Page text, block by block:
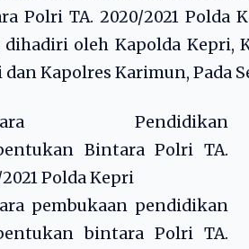
Polri TA. 2020/2021 Polda
oleh Kapolda Kepri,
Kapolres Karimun, Pada
Pendidikan
Bintara Polri TA.
Polda Kepri
pembukaan pendidikan
bintara Polri TA.